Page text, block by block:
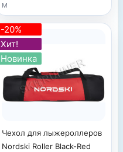
M
-20%
Хит!
Новинка
Чехол для лыжероллеров
Nordski Roller Black-Red